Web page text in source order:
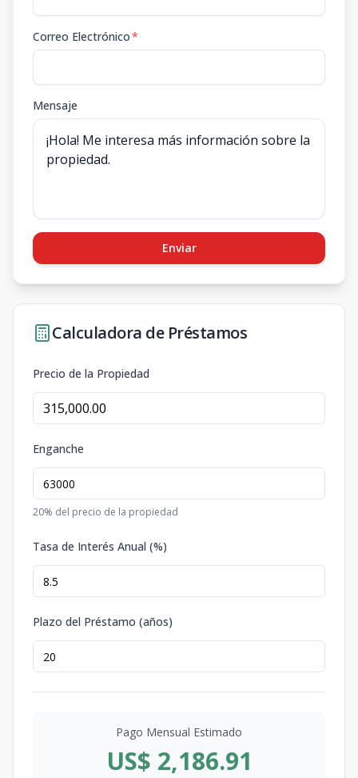
Correo Electrónico*
Mensaje
Enviar
Calculadora de Préstamos
Precio de la Propiedad
Enganche
20% del precio de la propiedad
Tasa de Interés Anual (%)
Plazo del Préstamo (años)
Pago Mensual Estimado
US$ 2,186.91